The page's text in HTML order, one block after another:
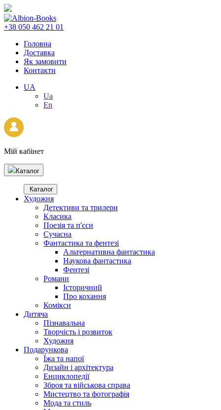
+38 050 462 21 01
Головна
Доставка
Як замовити
Контакти
UA
Ua
En
Мій кабінет
Каталог
Каталог
Художня
Детективи та трилери
Класика
Поезія та п'єси
Сучасна
Фантастика та фентезі
Альтернативна фантастика
Наукова фантастика
Фентезі
Романи
Історичний
Про кохання
Комікси
Дитяча
Пізнавальна
Творчість і розвиток
Художня
Подарункова
Їжа та напої
Дизайн і архітектура
Енциклопедії
Зброя та військова справа
Мистецтво та фотографія
Мода та стиль